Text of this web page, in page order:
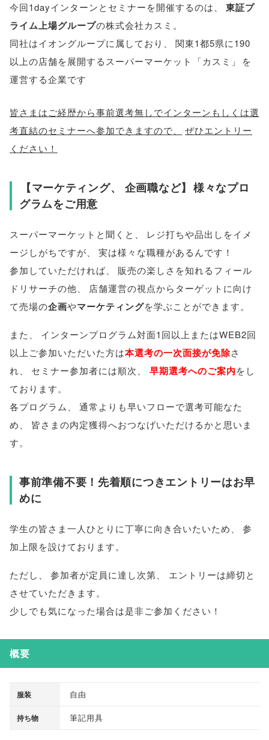
今回1dayインターンとセミナーを開催するのは、
東証プ
ライム上場グループの株式会社カスミ 。
同社はイオングループに属しており 、
関東1都5県に190
以上の店舗を展開するスーパーマーケット
「カスミ 」
を
運営する企業です
皆さま はご経歴から事前選考無しでインターンもしくは選
考直結のセミナーへ参加できますので
ぜひエントリー
ください！
【マーケティング、 企画職など】 様々なプロ
グラムをご用意
スーパーマーケットと聞くと
レジ打ちや品出しをイメ
ージしがちですが
実は様々な職種があるんです！
参加していただければ、
販売の楽しさを知れるフィール
ドリサーチの他
店舗運営の視点からターゲットに向け
て売場の企画やマーケティングを学ぶことができます。
また
インターンプログラム対面1回以上またはWEB2回
以上ご参加いただいた方は本選考の一次面接が免除さ
れ
セミナー参加者には順次 早期選考へのご案内をし
ております。
各プログラム
通常よりも早いフローで選考可能なた
め
皆さまの内定獲得へおつなげいただけるかと思いま
す。
事前準備不要！先着順につきエントリーはお早
めに
学生の皆さま一人ひとりに丁寧に向き合いたいため
参
加上限を設けております。
ただし 参加者が定員に達し次第
エントリーは締切と
させていただきます。
少しでも気になった場合は是非ご参加ください！
概要
服装 自由
持ち物 筆記用具